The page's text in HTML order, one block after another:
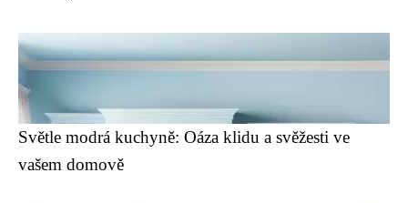
Světle modrá kuchyně: Oáza klidu a svěžesti ve
vašem domově